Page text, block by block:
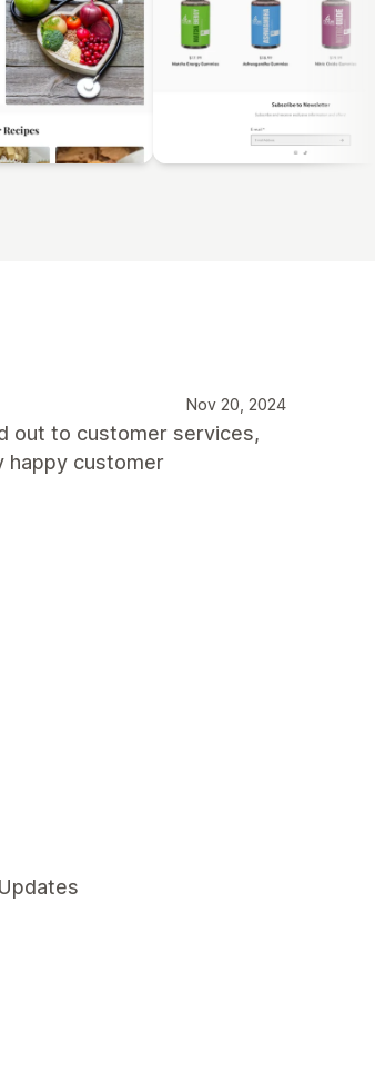
Nov 20, 2024
out to customer services,
happy customer